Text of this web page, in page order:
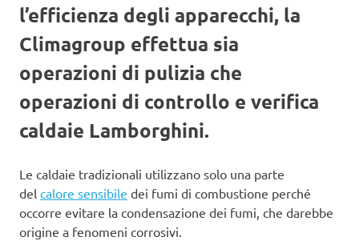
l’efficienza degli apparecchi, la
Climagroup effettua sia
operazioni di pulizia che
operazioni di controllo e verifica
caldaie Lamborghini.
Le caldaie tradizionali utilizzano solo una parte
del calore sensibile dei fumi di combustione perché
occorre evitare la condensazione dei fumi, che darebbe
origine a fenomeni corrosivi.